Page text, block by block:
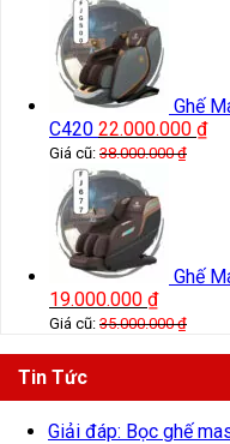
Ghế
C420 22.000.000 ₫
Giá cũ: 38.000.000₫
Ghế
19.000.000 ₫
Giá cũ: 35.000.000₫
Tin Tức
Giải đáp: Bọc ghế